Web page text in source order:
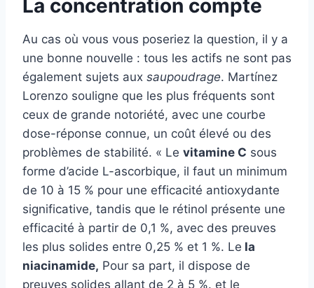
La concentration compte
Au cas où vous vous poseriez la question, il y a
une bonne nouvelle : tous les actifs ne sont pas
également sujets aux saupoudrage. Martínez
Lorenzo souligne que les plus fréquents sont
ceux de grande notoriété, avec une courbe
dose-réponse connue, un coût élevé ou des
problèmes de stabilité. « Le vitamine C sous
forme d’acide L-ascorbique, il faut un minimum
de 10 à 15 % pour une efficacité antioxydante
significative, tandis que le rétinol présente une
efficacité à partir de 0,1 %, avec des preuves
les plus solides entre 0,25 % et 1 %. Le la
niacinamide, Pour sa part, il dispose de
preuves solides allant de 2 à 5 %. et le